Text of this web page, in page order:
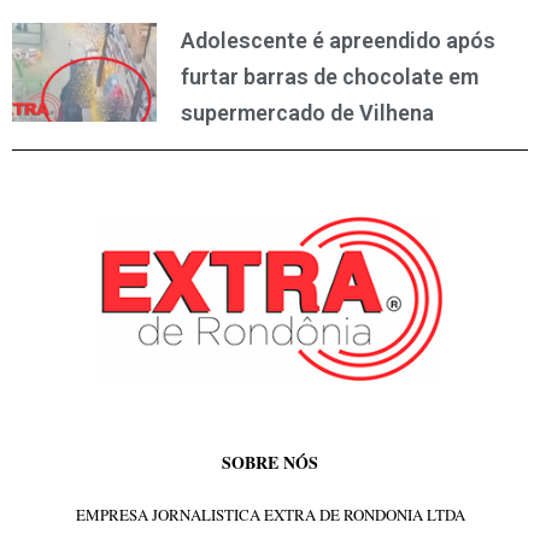
Adolescente é apreendido após
furtar barras de chocolate em
supermercado de Vilhena
SOBRE NÓS
EMPRESA JORNALISTICA EXTRA DE RONDONIA LTDA